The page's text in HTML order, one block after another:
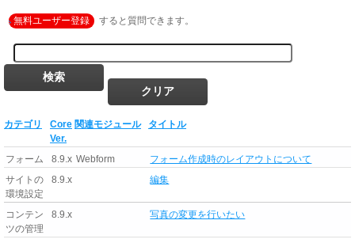
無料ユーザー登録 すると質問できます。
カテゴリ
Core
Ver.
関連モジュール タイトル
フォーム 8.9.x Webform
フォーム作成時のレイアウトについて
サイトの
環境設定
8.9.x 編集
コンテン
ツの管理
8.9.x 写真の変更を行いたい